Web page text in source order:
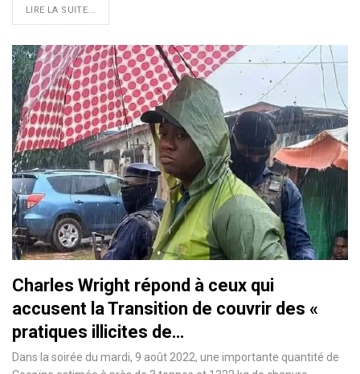
LIRE LA SUITE...
Charles Wright répond à ceux qui
accusent la Transition de couvrir des «
pratiques illicites de…
Dans la soirée du mardi, 9 août 2022, une importante quantité de